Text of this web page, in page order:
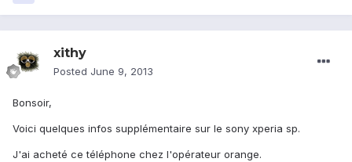
xithy
Posted June 9, 2013
Bonsoir,
Voici quelques infos supplémentaire sur le sony xperia sp.
J'ai acheté ce téléphone chez l'opérateur orange.